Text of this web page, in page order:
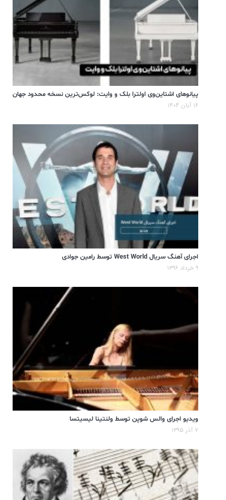
پیانوهای اشتاین‌وی اولترا بلک و وایت: لوکس‌ترین نسخه محدود جهان
۱۶ آبان ۱۴۰۴
اجرای آهنگ سریال West World توسط رامین جوادی
۹ خرداد ۱۳۹۶
ویدیو اجرای والس شوپن توسط ولنتینا لیسیتسا
۷ آذر ۱۳۹۵